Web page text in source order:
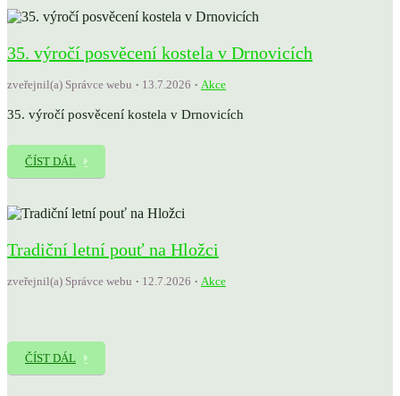
35. výročí posvěcení kostela v Drnovicích
zveřejnil(a) Správce webu 13.7.2026 Akce
35. výročí posvěcení kostela v Drnovicích
ČÍST DÁL
Tradiční letní pouť na Hložci
zveřejnil(a) Správce webu 12.7.2026 Akce
ČÍST DÁL